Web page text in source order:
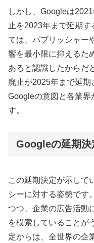
しかし、Googleは
止を2023年まで延期
ては、パブリッシャー
響を最小限に抑えるた
あると認識したからだ
廃止が2025年まで延期
Googleの意図と各業界
す。
Googleの延期決
この延期決定が示して
シーに対する姿勢です
つつ、企業の広告活動
を模索していることが
定からは、全世界の企